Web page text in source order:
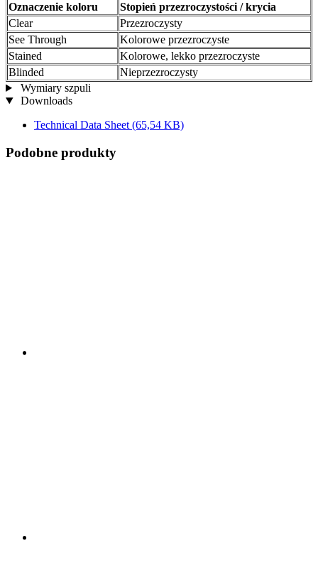
Oznaczenie koloru
Stopień przezroczystości / krycia
Clear
Przezroczysty
See Through
Kolorowe przezroczyste
Stained
Kolorowe, lekko przezroczyste
Blinded
Nieprzezroczysty
Wymiary szpuli
Downloads
Technical Data Sheet (65,54 KB)
Podobne produkty